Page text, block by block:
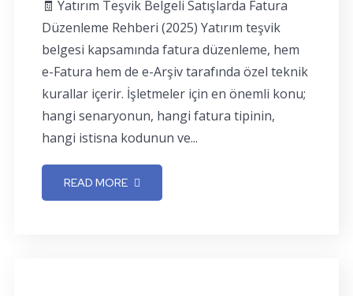
🧾 Yatırım Teşvik Belgeli Satışlarda Fatura
Düzenleme Rehberi (2025) Yatırım teşvik
belgesi kapsamında fatura düzenleme, hem
e-Fatura hem de e-Arşiv tarafında özel teknik
kurallar içerir. İşletmeler için en önemli konu;
hangi senaryonun, hangi fatura tipinin,
hangi istisna kodunun ve...
READ MORE